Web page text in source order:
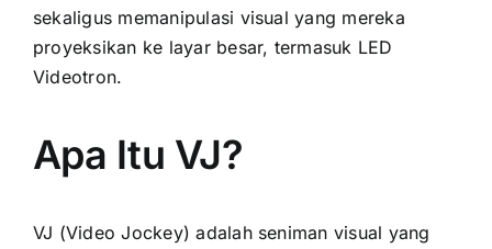
sekaligus memanipulasi visual yang mereka
proyeksikan ke layar besar, termasuk LED
Videotron.
Apa Itu VJ?
VJ (Video Jockey) adalah seniman visual yang